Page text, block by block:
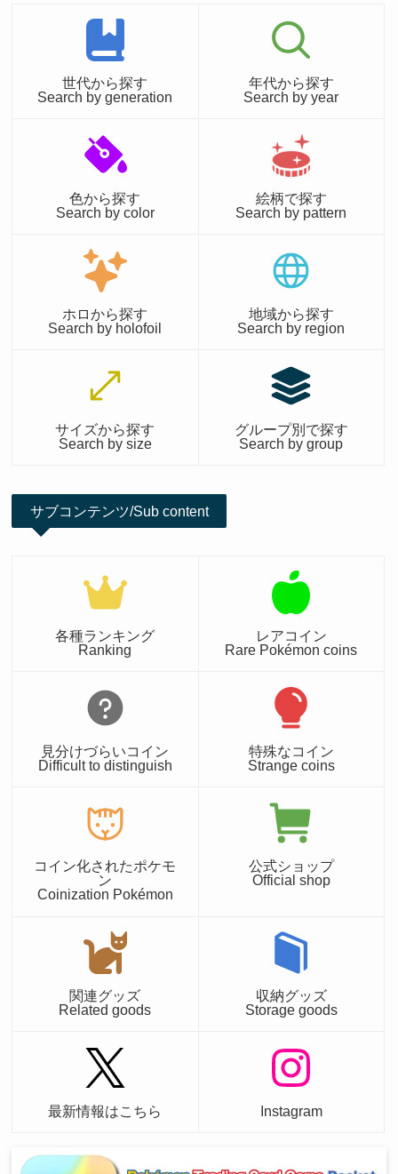
世代から探す
Search by generation
年代から探す
Search by year
色から探す
Search by color
絵柄で探す
Search by pattern
ホロから探す
Search by holofoil
地域から探す
Search by region
サイズから探す
Search by size
グループ別で探す
Search by group
サブコンテンツ/Sub content
各種ランキング
Ranking
レアコイン
Rare Pokémon coins
見分けづらいコイン
Difficult to distinguish
特殊なコイン
Strange coins
コイン化されたポケモ
ン
Coinization Pokémon
公式ショップ
Official shop
関連グッズ
Related goods
収納グッズ
Storage goods
最新情報はこちら Instagram